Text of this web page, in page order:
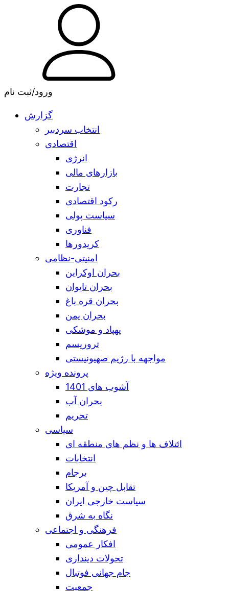
ورود/ثبت نام
گزارش
انتخاب سردبیر
اقتصادی
انرژی
بازارهای مالی
تجارت
رکود اقتصادی
سیاست پولی
فناوری
کریدورها
امنیتی-نظامی
بحران اوکراین
بحران تایوان
بحران قره باغ
بحران یمن
پهپاد و موشکی
تروریسم
مواجهه با رژیم صهیونیستی
پرونده ویژه
آشوب های 1401
بحران آب
تحریم
سیاسی
ائتلاف ها و نظم های منطقه ای
انتخابات
برجام
تقابل چین و آمریکا
سیاست خارجی ایران
نگاه به شرق
فرهنگی و اجتماعی
افکار عمومی
تحولات دینداری
جام جهانی فوتبال
جمعیت